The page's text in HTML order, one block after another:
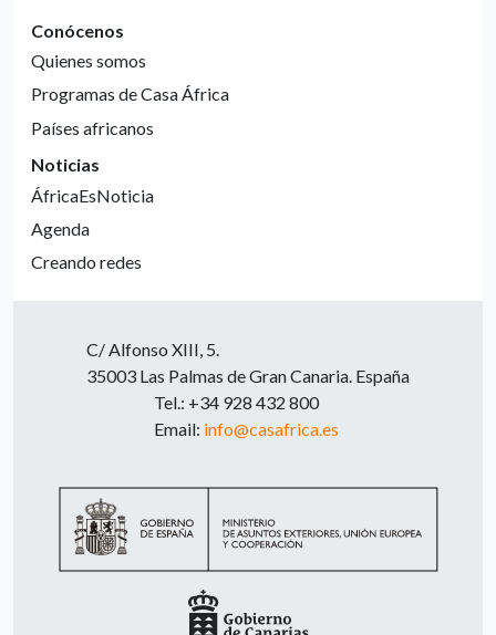
Conócenos
Quienes somos
Programas de Casa África
Países africanos
Noticias
ÁfricaEsNoticia
Agenda
Creando redes
C/ Alfonso XIII, 5.
35003 Las Palmas de Gran Canaria. España
Tel.: +34 928 432 800
Email: info@casafrica.es